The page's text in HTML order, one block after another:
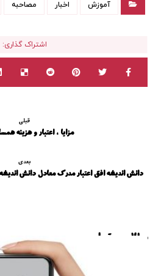
آموزش اخبار مصاحبه
قبلی
مزایا ، اعتبار و هزینه
بعدی
دانش اندیشه افق اعتبار مدرک معادل دانش
مطالب مرتبط ...